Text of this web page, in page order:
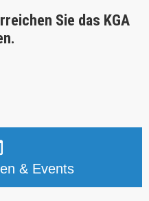
Sie das KGA
& Events